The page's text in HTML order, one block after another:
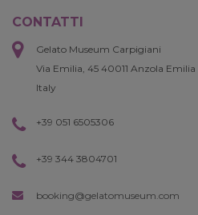
CONTATTI
Gelato Museum Carpigiani
Via Emilia, 45 40011 Anzola
Italy
+39 051 6505306
+39 344 3804701
booking@gelatomuseum.com